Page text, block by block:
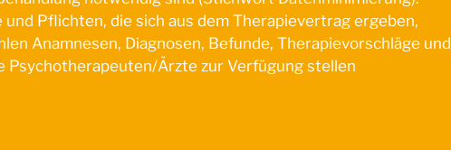
Pflichten, die sich aus dem Therapievertrag ergeben,
Anamnesen, Diagnosen, Befunde, Therapievorschläge und
Ärzte zur Verfügung stellen